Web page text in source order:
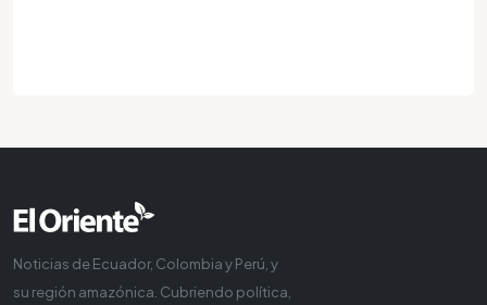
Noticias de Ecuador, Colombia y Perú, y
su región amazónica. Cubriendo política,